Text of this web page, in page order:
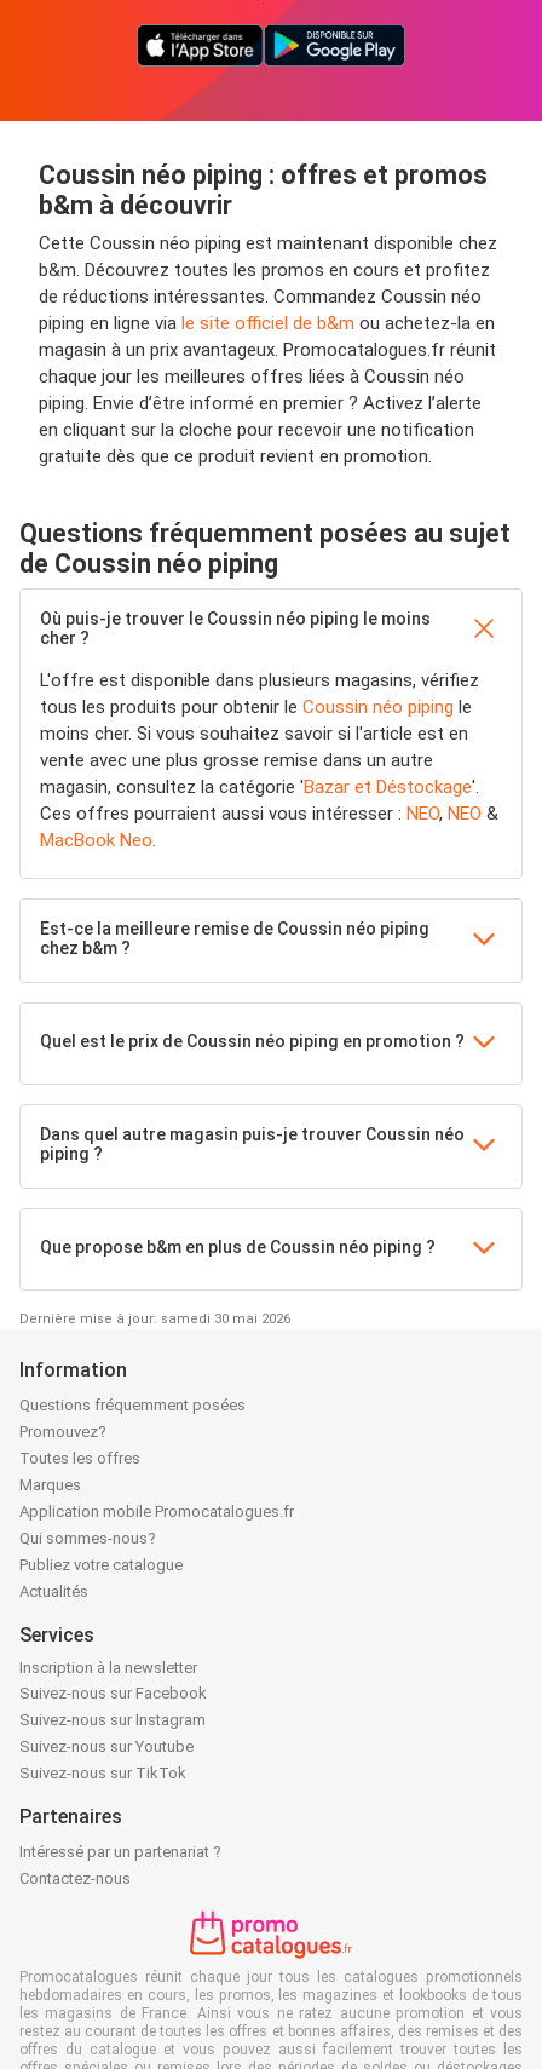
Coussin néo piping : offres et promos
b&m à découvrir
Cette Coussin néo piping est maintenant disponible chez
b&m. Découvrez toutes les promos en cours et profitez
de réductions intéressantes. Commandez Coussin néo
piping en ligne via le site officiel de b&m ou achetez-la en
magasin à un prix avantageux. Promocatalogues.fr réunit
chaque jour les meilleures offres liées à Coussin néo
piping. Envie d’être informé en premier ? Activez l’alerte
en cliquant sur la cloche pour recevoir une notification
gratuite dès que ce produit revient en promotion.
Questions fréquemment posées au sujet
de Coussin néo piping
Où puis-je trouver le Coussin néo piping le moins
cher ?
L'offre est disponible dans plusieurs magasins, vérifiez
tous les produits pour obtenir le Coussin néo piping le
moins cher. Si vous souhaitez savoir si l'article est en
vente avec une plus grosse remise dans un autre
magasin, consultez la catégorie 'Bazar et Déstockage'.
Ces offres pourraient aussi vous intéresser : NEO, NEO &
MacBook Neo.
Est-ce la meilleure remise de Coussin néo piping
chez b&m ?
Quel est le prix de Coussin néo piping en promotion ?
Dans quel autre magasin puis-je trouver Coussin néo
piping ?
Que propose b&m en plus de Coussin néo piping ?
Dernière mise à jour: samedi 30 mai 2026
Information
Questions fréquemment posées
Promouvez?
Toutes les offres
Marques
Application mobile Promocatalogues.fr
Qui sommes-nous?
Publiez votre catalogue
Actualités
Services
Inscription à la newsletter
Suivez-nous sur Facebook
Suivez-nous sur Instagram
Suivez-nous sur Youtube
Suivez-nous sur TikTok
Partenaires
Intéressé par un partenariat ?
Contactez-nous
Promocatalogues réunit chaque jour tous les catalogues promotionnels
hebdomadaires en cours, les promos, les magazines et lookbooks de tous
les magasins de France. Ainsi vous ne ratez aucune promotion et vous
restez au courant de toutes les offres et bonnes affaires, des remises et des
offres du catalogue et vous pouvez aussi facilement trouver toutes les